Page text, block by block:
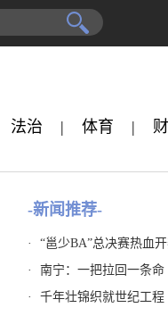
法治 | 体育 |
-新闻推荐-
·
“邕少BA”总决赛热血
·
南宁：一把拉回一条
·
千年壮锦织就世纪工